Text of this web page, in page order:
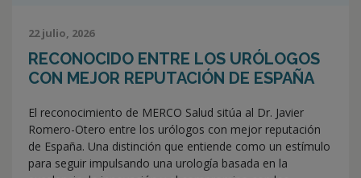
22 julio, 2026
RECONOCIDO ENTRE LOS URÓLOGOS
CON MEJOR REPUTACIÓN DE ESPAÑA
El reconocimiento de MERCO Salud sitúa al Dr. Javier
Romero-Otero entre los urólogos con mejor reputación
de España. Una distinción que entiende como un estímulo
para seguir impulsando una urología basada en la